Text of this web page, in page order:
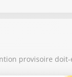
provisoire